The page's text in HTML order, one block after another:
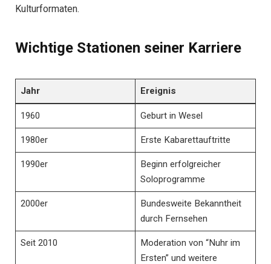
Kulturformaten.
Wichtige Stationen seiner Karriere
Jahr Ereignis
1960 Geburt in Wesel
1980er Erste Kabarettauftritte
1990er
Beginn erfolgreicher
Soloprogramme
2000er
Bundesweite Bekanntheit
durch Fernsehen
Seit 2010
Moderation von “Nuhr im
Ersten” und weitere